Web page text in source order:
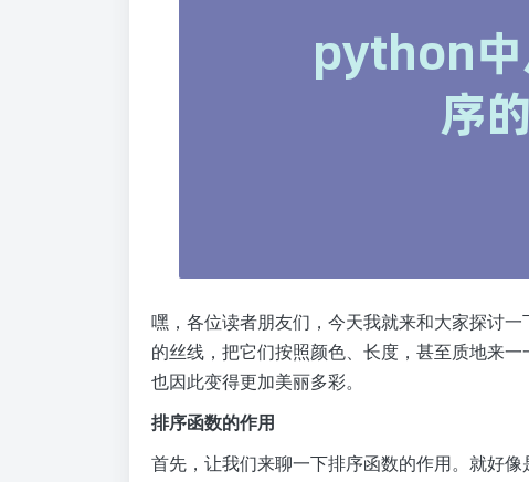
嘿，各位读者朋友们，今天我就来和大家探讨
的丝线，把它们按照颜色、长度，甚至质地来
也因此变得更加美丽多彩。
排序函数的作用
首先，让我们来聊一下排序函数的作用。就好